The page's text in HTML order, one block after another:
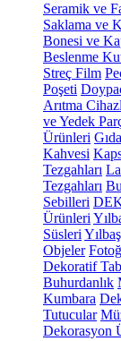
Seramik ve
Saklama ve
Bonesi ve
Beslenme
Streç Film
Poşeti
Arıtma
ve Yedek
Ürünleri
Kahvesi
Tezgahları
Tezgahları
Sebilleri
Ürünleri
Süsleri
Objeler
Dekoratif
Buhurdanlık
Kumbara
Tutucular
Dekorasyon